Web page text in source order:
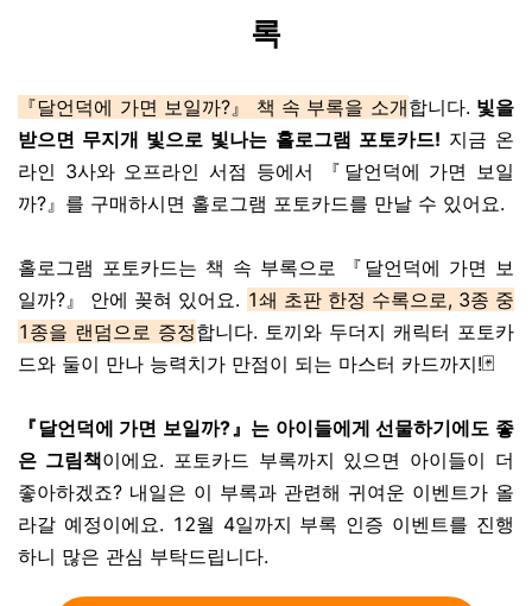
록
『달언덕에 가면 보일까?』 책 속 부록을 소개합니다. 빛을
받으면 무지개 빛으로 빛나는 홀로그램 포토카드! 지금 온
라인 3사와 오프라인 서점 등에서 『달언덕에 가면 보일
까?』를 구매하시면 홀로그램 포토카드를 만날 수 있어요.
홀로그램 포토카드는 책 속 부록으로 『달언덕에 가면 보
일까?』 안에 꽂혀 있어요. 1쇄 초판 한정 수록으로, 3종 중
1종을 랜덤으로 증정합니다. 토끼와 두더지 캐릭터 포토카
드와 둘이 만나 능력치가 만점이 되는 마스터 카드까지!🃏
『달언덕에 가면 보일까?』는 아이들에게 선물하기에도 좋
은 그림책이에요. 포토카드 부록까지 있으면 아이들이 더
좋아하겠죠? 내일은 이 부록과 관련해 귀여운 이벤트가 올
라갈 예정이에요. 12월 4일까지 부록 인증 이벤트를 진행
하니 많은 관심 부탁드립니다.